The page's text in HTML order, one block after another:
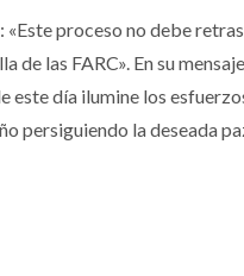
proceso no debe
de las FARC». En su
este día ilumine los
persiguiendo la deseada